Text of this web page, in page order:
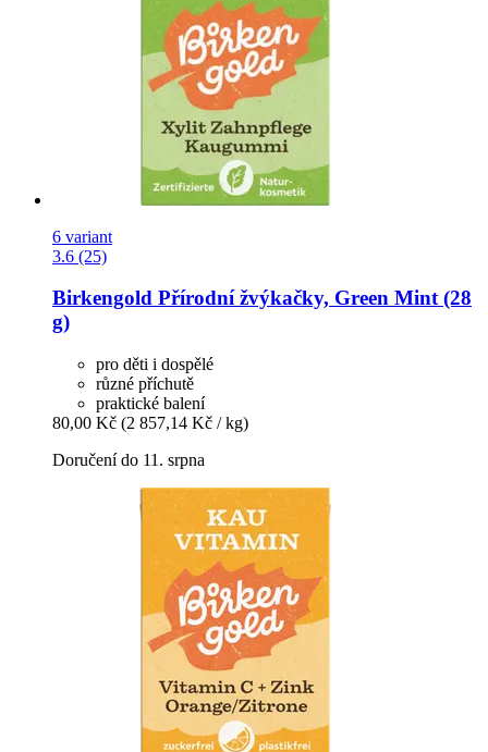
6 variant
3.6 (25)
Birkengold Přírodní žvýkačky, Green Mint (28
g)
pro děti i dospělé
různé příchutě
praktické balení
80,00 Kč (2 857,14 Kč / kg)
Doručení do 11. srpna